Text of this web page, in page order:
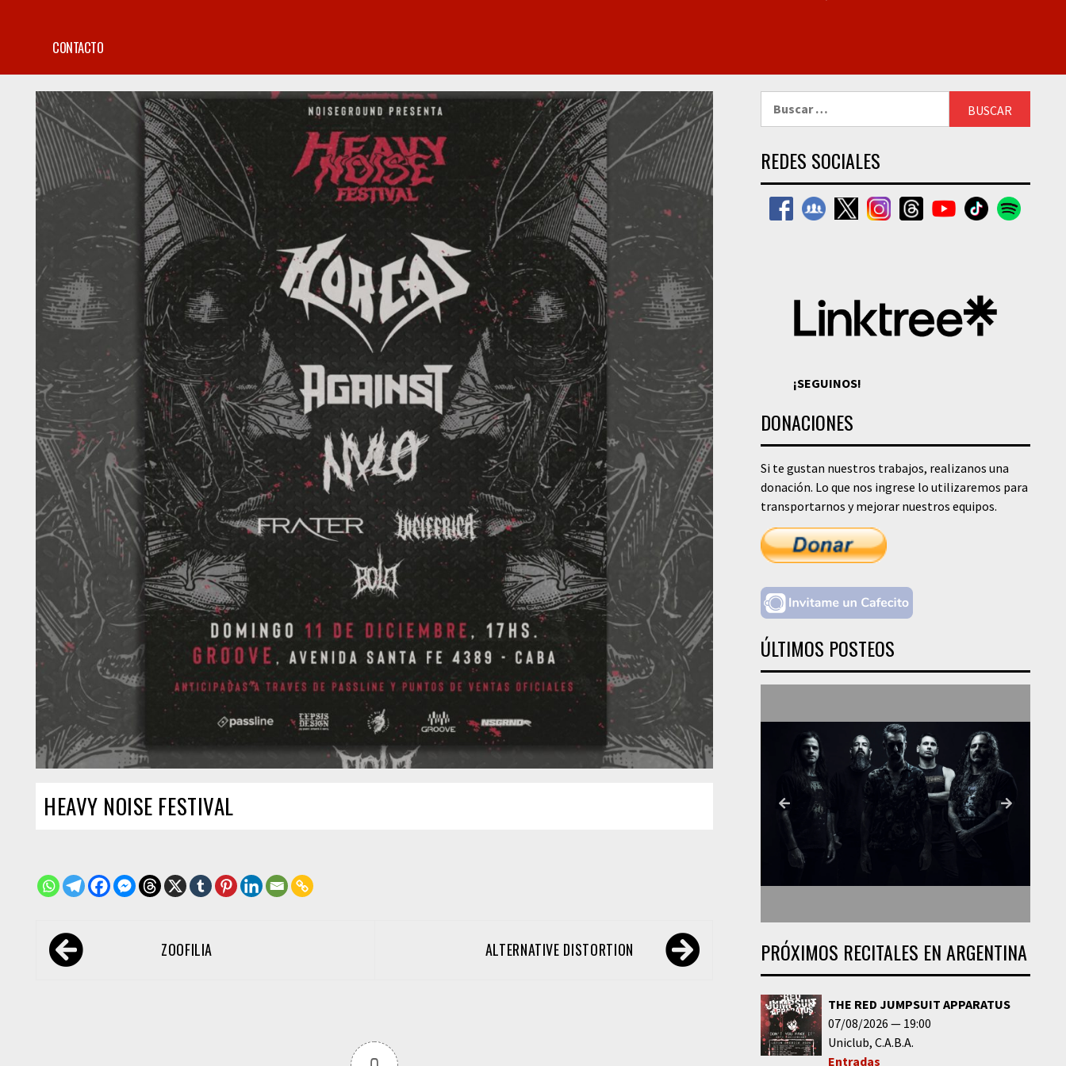
CONTACTO
HEAVY NOISE FESTIVAL
Navegación
de ZOOFILIA ALTERNATIVE DISTORTION
REDES SOCIALES
¡SEGUINOS!
DONACIONES
Si te gustan nuestros trabajos, realizanos una
donación. Lo que nos ingrese lo utilizaremos para
transportarnos y mejorar nuestros equipos.
ÚLTIMOS POSTEOS
PRÓXIMOS RECITALES EN ARGENTINA
THE RED JUMPSUIT APPARATUS
07/08/2026
19:00
Uniclub C.A.B.A.
Entradas